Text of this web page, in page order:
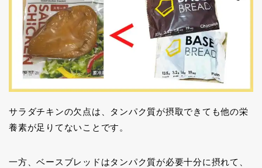
サラダチキンの欠点は、タンパク質が摂取できても他の栄
養素が足りてないことです。
一方、ベースブレッドはタンパク質が必要十分に摂れて、